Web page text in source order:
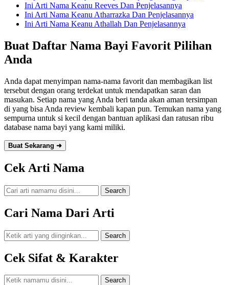
Ini Arti Nama Keanu Reeves Dan Penjelasannya
Ini Arti Nama Keanu Atharrazka Dan Penjelasannya
Ini Arti Nama Keanu Athallah Dan Penjelasannya
Buat Daftar Nama Bayi Favorit Pilihan
Anda
Anda dapat menyimpan nama-nama favorit dan membagikan list
tersebut dengan orang terdekat untuk mendapatkan saran dan
masukan. Setiap nama yang Anda beri tanda akan aman tersimpan
di yang bisa Anda review kembali kapan pun. Temukan nama yang
sempurna untuk si kecil dengan bantuan aplikasi dan ratusan ribu
database nama bayi yang kami miliki.
Buat Sekarang ➜
Cek Arti Nama
Search
Cari Nama Dari Arti
Search
Cek Sifat & Karakter
Search